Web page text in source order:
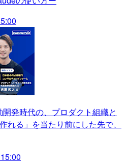
開発時代の、プロダクト組織と
る」を当たり前にした先で、